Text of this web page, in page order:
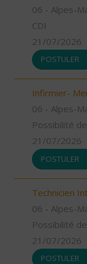
06 - Alpes-
CDI
21/07/2026
POSTULER
Infirmier-
06 - Alpes-
Possibilité
21/07/2026
POSTULER
Technicien
06 - Alpes-
Possibilité
21/07/2026
POSTULER